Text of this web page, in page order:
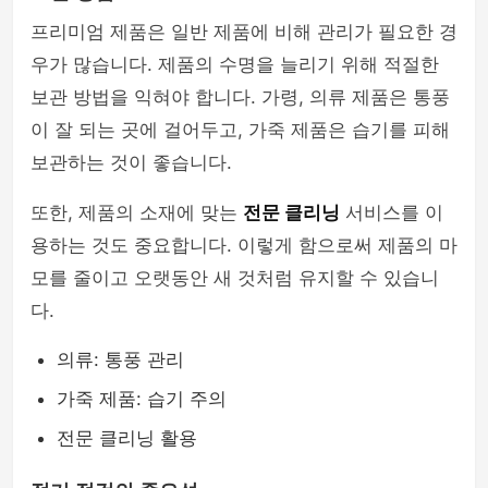
프리미엄 제품은 일반 제품에 비해 관리가 필요한 경
우가 많습니다. 제품의 수명을 늘리기 위해 적절한
보관 방법을 익혀야 합니다. 가령, 의류 제품은 통풍
이 잘 되는 곳에 걸어두고, 가죽 제품은 습기를 피해
보관하는 것이 좋습니다.
또한, 제품의 소재에 맞는 전문 클리닝 서비스를 이
용하는 것도 중요합니다. 이렇게 함으로써 제품의 마
모를 줄이고 오랫동안 새 것처럼 유지할 수 있습니
다.
의류: 통풍 관리
가죽 제품: 습기 주의
전문 클리닝 활용